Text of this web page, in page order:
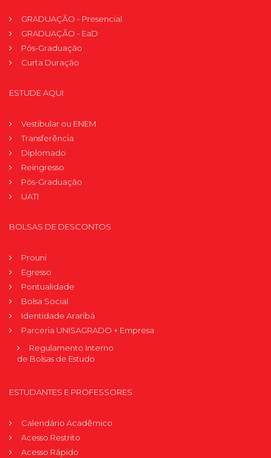
GRADUAÇÃO - Presencial
GRADUAÇÃO - EaD
Pós-Graduação
Curta Duração
ESTUDE AQUI
Vestibular ou ENEM
Transferência
Diplomado
Reingresso
Pós-Graduação
UATI
BOLSAS DE DESCONTOS
Prouni
Egresso
Pontualidade
Bolsa Social
Identidade Araribá
Parceria UNISAGRADO + Empresa
Regulamento Interno
de Bolsas de Estudo
ESTUDANTES E PROFESSORES
Calendário Acadêmico
Acesso Restrito
Acesso Rápido